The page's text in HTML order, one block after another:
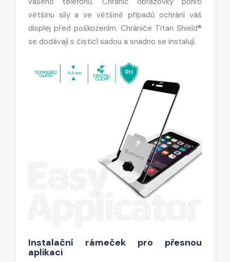
většinu síly a ve většině případů ochrání váš
displej před poškozením. Chrániče Titan Shield®
se dodávají s čisticí sadou a snadno se instalují.
Instalační rámeček pro přesnou
aplikaci